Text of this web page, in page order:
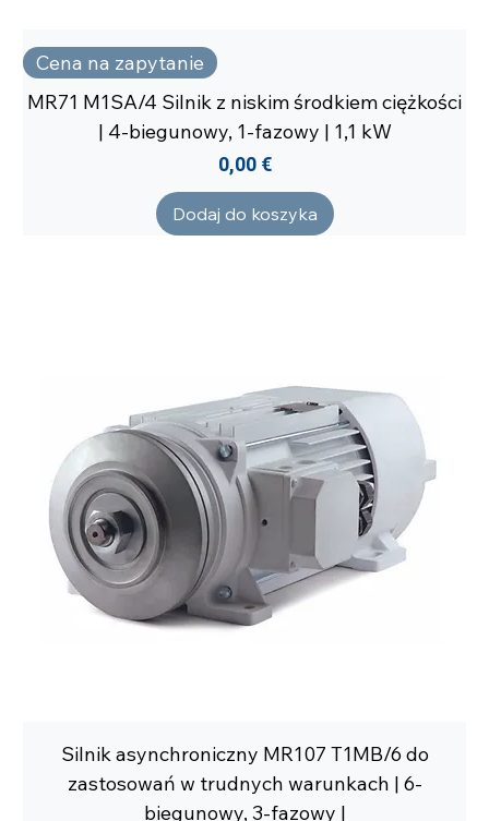
Cena na zapytanie
MR71 M1SA/4 Silnik z niskim środkiem ciężkości
| 4-biegunowy, 1-fazowy | 1,1 kW
Cena
0,00 €
Dodaj do koszyka
Silnik asynchroniczny MR107 T1MB/6 do
zastosowań w trudnych warunkach | 6-
biegunowy, 3-fazowy |